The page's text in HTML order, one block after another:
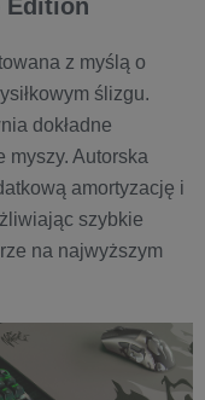
Edition
z myślą o
ślizgu.
dokładne
myszy. Autorska
amortyzację i
szybkie
na najwyższym